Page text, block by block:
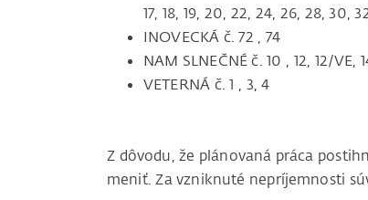
17, 18, 19, 20, 22, 24, 26, 28, 30,
INOVECKÁ č. 72 , 74
NAM SLNEČNÉ č. 10 , 12, 12/VE,
VETERNÁ č. 1 , 3, 4
Z dôvodu, že plánovaná práca
meniť. Za vzniknuté nepríjemnosti